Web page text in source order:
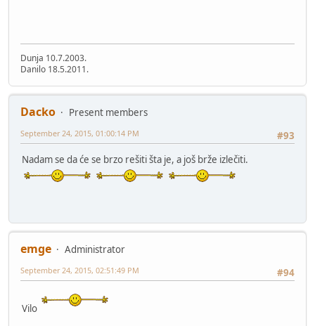
Dunja 10.7.2003.
Danilo 18.5.2011.
Dacko
Present members
#93
September 24, 2015, 01:00:14 PM
Nadam se da će se brzo rešiti šta je, a još brže izlečiti.
emge
Administrator
#94
September 24, 2015, 02:51:49 PM
Vilo